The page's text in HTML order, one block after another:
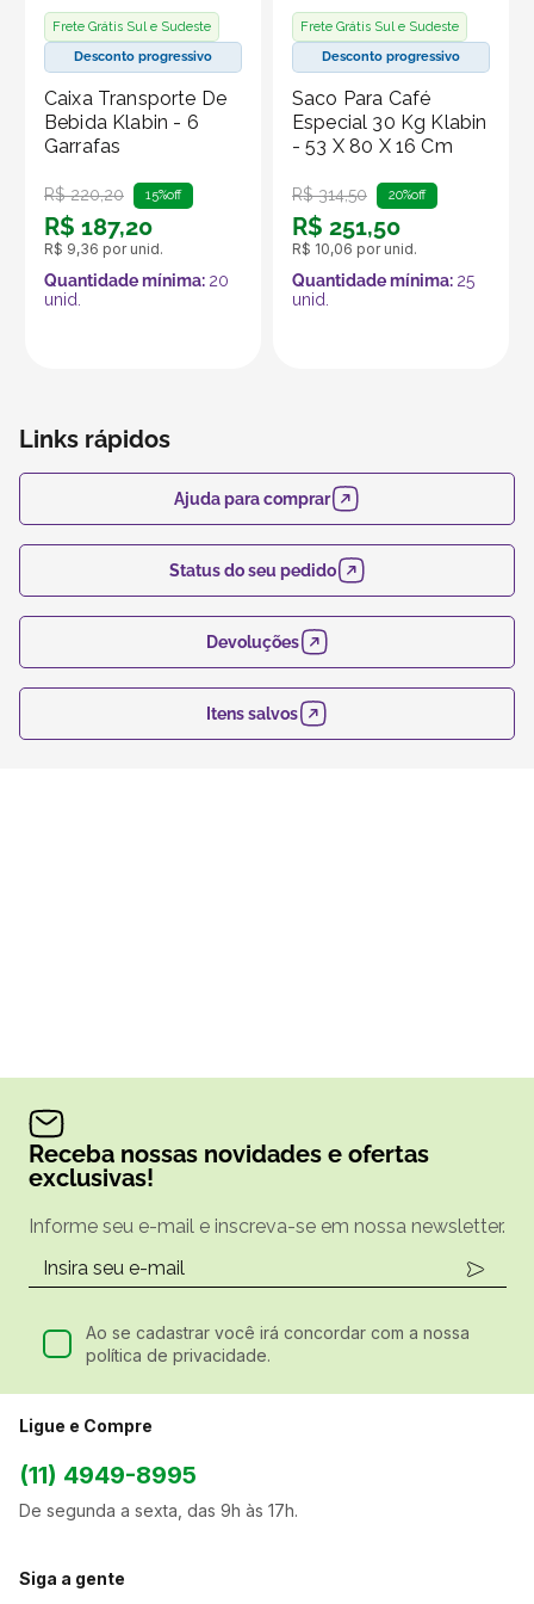
sustentáveis, sem abrir mão da segurança e
funcionalidade.
Produto vendido por Seller :)
Um Seller Klabin é um parceiro que vende seus
alcance e os recursos da plataforma, que é
especializada em embalagens e produtos em papel.
Frete Grátis Sul e Sudeste
Desconto progressivo
Caixa Transporte De
Bebida Klabin - 6
Garrafas
R$ 220,20 15%off
R$ 187,20
R$ 9,36 por unid.
Quantidade mínima: 20
unid.
Frete Grátis Sul e Sudeste
Desconto progressivo
Saco Para Café
Especial 30 Kg Klabin
- 53 X 80 X 16 Cm
R$ 314,50 20%off
R$ 251,50
R$ 10,06 por unid.
Quantidade mínima: 25
unid.
Links rápidos
Ajuda para comprar
Status do seu pedido
Devoluções
Itens salvos
Receba nossas novidades e ofertas
exclusivas!
Informe seu e-mail e inscreva-se em nossa newsletter.
Ao se cadastrar você irá concordar com a nossa
política de privacidade.
Ligue e Compre
(11) 4949-8995
De segunda a sexta, das 9h às 17h.
Siga a gente